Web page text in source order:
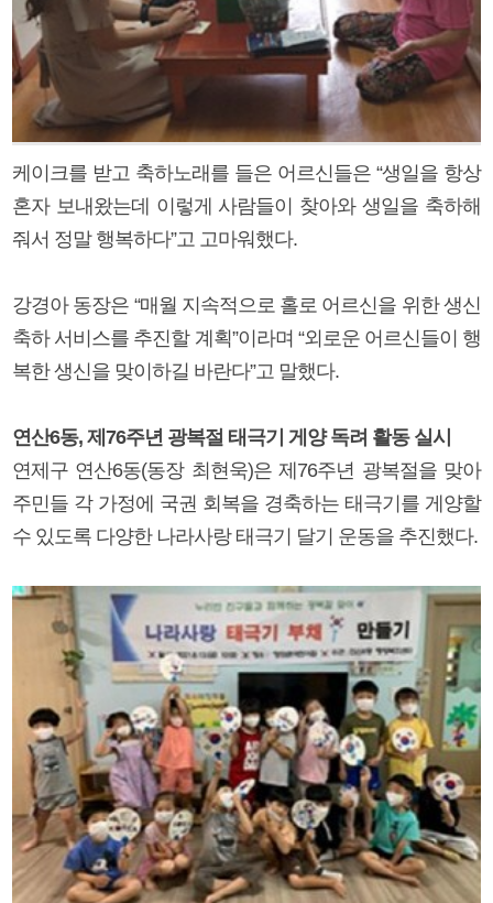
케이크를 받고 축하노래를 들은 어르신들은 “생일을 항상
혼자 보내왔는데 이렇게 사람들이 찾아와 생일을 축하해
줘서 정말 행복하다”고 고마워했다.
강경아 동장은 “매월 지속적으로 홀로 어르신을 위한 생신
축하 서비스를 추진할 계획”이라며 “외로운 어르신들이 행
복한 생신을 맞이하길 바란다”고 말했다.
연산6동, 제76주년 광복절 태극기 게양 독려 활동 실시
연제구 연산6동(동장 최현욱)은 제76주년 광복절을 맞아
주민들 각 가정에 국권 회복을 경축하는 태극기를 게양할
수 있도록 다양한 나라사랑 태극기 달기 운동을 추진했다.